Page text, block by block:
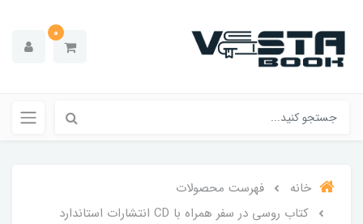
0
خانه
فهرست محصولات
کتاب روسی در سفر همراه با CD انتشارات استاندارد